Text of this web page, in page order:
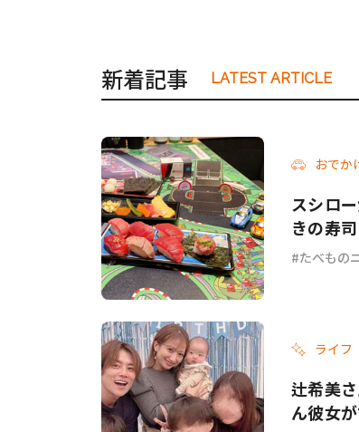
新着記事 LATEST ARTICLE
おでか
スシロ
きの寿
たべもの
ライフ
辻希美
ん彼女